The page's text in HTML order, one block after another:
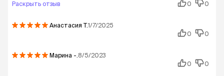
Раскрыть отзыв
0 0
Анастасия Т.1/7/2025
0
0
Марина -. 8/5/2023
0
0